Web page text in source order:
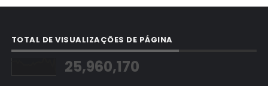
TOTAL DE VISUALIZAÇÕES DE PÁGINA
25,960,170